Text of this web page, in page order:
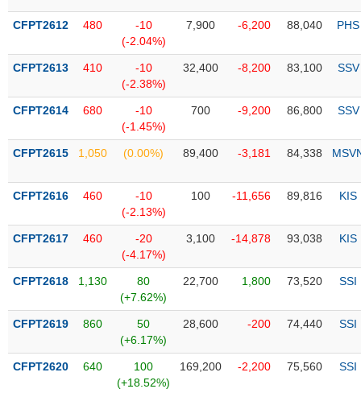
Tổng
Giao
Tài
Phân
kỹ
Hồ
doanh
nghiệp
Tin
tức
kiện
CFPT2612 480
-10
(-2.04%)
7,900 -6,200 88,040 PHS
CFPT2613 410
-10
(-2.38%)
32,400 -8,200 83,100 SSV
CFPT2614 680
-10
(-1.45%)
700 -9,200 86,800 SSV
CFPT2615 1,050 (0.00%) 89,400 -3,181 84,338
CFPT2616 460
-10
(-2.13%)
100 -11,656 89,816 KIS
CFPT2617 460
-20
(-4.17%)
3,100 -14,878 93,038 KIS
CFPT2618 1,130
80
(+7.62%)
22,700 1,800 73,520 SSI
CFPT2619 860
50
(+6.17%)
28,600 -200 74,440 SSI
CFPT2620 640
100
(+18.52%)
169,200 -2,200 75,560 SSI
(-)
SECTOR
NĂNG
NGUYÊN
LIỆU
CÔNG